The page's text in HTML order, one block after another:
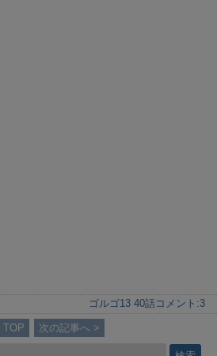
ゴルゴ13 40話 コメント:3
TOP 次の記事へ >